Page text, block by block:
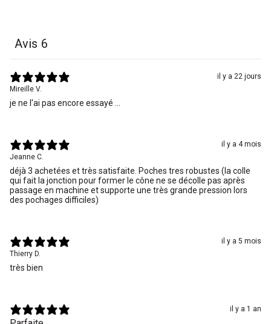
Avis 6
il y a 22 jours
Mireille V.
je ne l'ai pas encore essayé ...
il y a 4 mois
Jeanne C.
déjà 3 achetées et très satisfaite. Poches tres robustes (la colle
qui fait la jonction pour former le cône ne se décolle pas après
passage en machine et supporte une très grande pression lors
des pochages difficiles)
il y a 5 mois
Thierry D.
il y a 1 an